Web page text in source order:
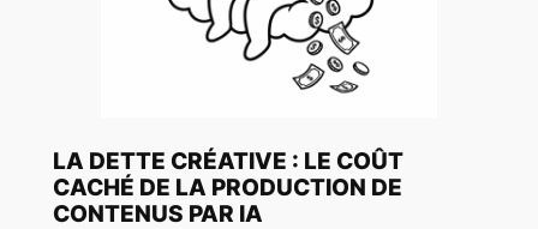
LA DETTE CRÉATIVE : LE COÛT
CACHÉ DE LA PRODUCTION DE
CONTENUS PAR IA